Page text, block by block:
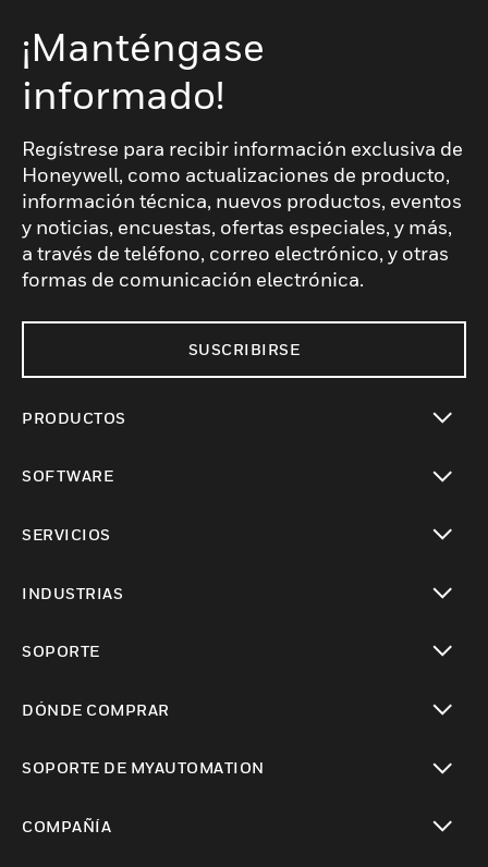
¡Manténgase
informado!
Regístrese para recibir información exclusiva de
Honeywell, como actualizaciones de producto,
información técnica, nuevos productos, eventos
y noticias, encuestas, ofertas especiales, y más,
a través de teléfono, correo electrónico, y otras
formas de comunicación electrónica.
SUSCRIBIRSE
PRODUCTOS
SOFTWARE
SERVICIOS
INDUSTRIAS
SOPORTE
DÓNDE COMPRAR
SOPORTE DE MYAUTOMATION
COMPAÑÍA